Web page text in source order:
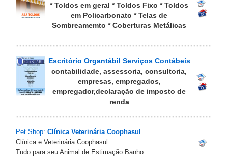
* Toldos em geral * Toldos Fixo * Toldos
em Policarbonato * Telas de
Sombreamemto * Coberturas Metálicas
Escritório Organtábil Serviços Contábeis
contabilidade, assessoria, consultoria,
empresas, empregados,
empregador,declaração de imposto de
renda
Pet Shop: Clínica Veterinária Coophasul
Clínica e Veterinária Coophasul
Tudo para seu Animal de Estimação Banho